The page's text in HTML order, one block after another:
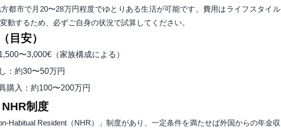
都市で月20〜28万円程度でゆとりある生活が可能です。費用はライフスタイル
動するため、必ずご自身の状況で試算してください。
目安）
〜3,000€（家族構成による）
：約30〜50万円
購入：約100〜200万円
制度
Habitual Resident（NHR）」制度があり、一定条件を満たせば外国からの年金収